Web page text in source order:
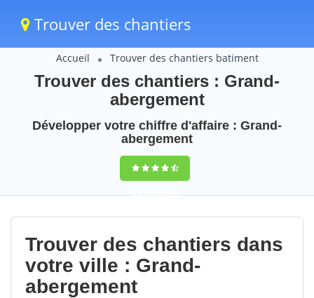
Trouver des chantiers
Accueil Trouver des chantiers batiment
Trouver des chantiers : Grand-
abergement
Développer votre chiffre d'affaire : Grand-
abergement
9,5(100%)49
votes
Trouver des chantiers dans
votre ville : Grand-
abergement